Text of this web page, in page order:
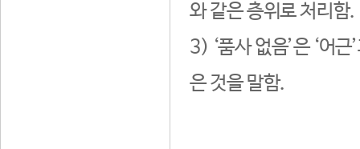
와 같은 층위로 처리함.
3) ‘품사 없음’은 ‘어
은 것을 말함.